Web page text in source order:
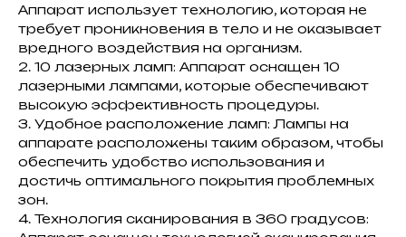
Аппарат использует технологию, которая не
требует проникновения в тело и не оказывает
вредного воздействия на организм.
2. 10 лазерных ламп: Аппарат оснащен 10
лазерными лампами, которые обеспечивают
высокую эффективность процедуры.
3. Удобное расположение ламп: Лампы на
аппарате расположены таким образом, чтобы
обеспечить удобство использования и
достичь оптимального покрытия проблемных
зон.
4. Технология сканирования в 360 градусов: